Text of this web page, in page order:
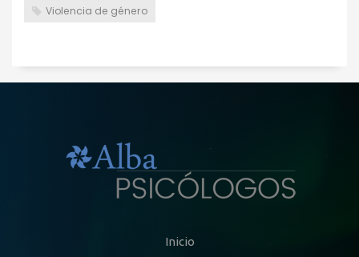
Violencia de género
Inicio